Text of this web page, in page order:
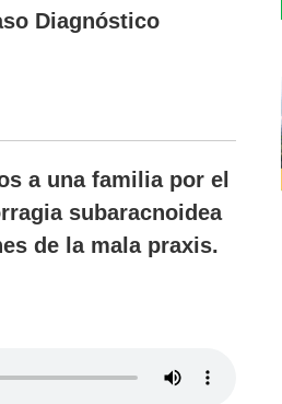
Diagnóstico
a una familia por el
subaracnoidea
de la mala praxis.